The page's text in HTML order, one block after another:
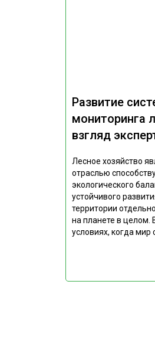
Развитие
мониторинга
взгляд
Лесное хозяйство
отраслью
экологического
устойчивого
территории
на планете в целом.
условиях, когда мир